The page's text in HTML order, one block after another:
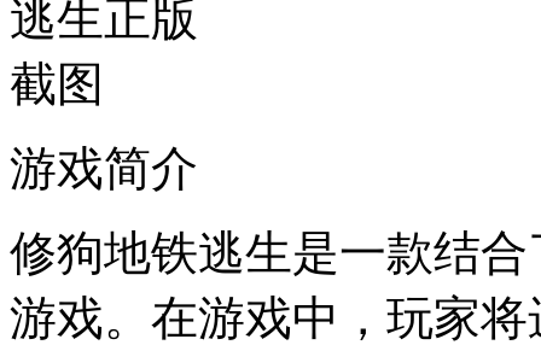
游戏简介
修狗地铁逃生是一款结
游戏。在游戏中，玩家